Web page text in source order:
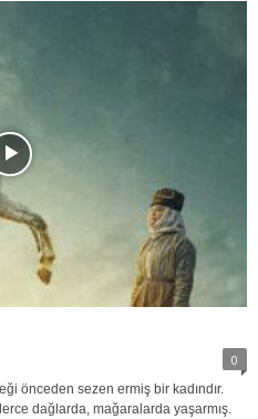
0
önceden sezen ermiş bir kadındır.
dağlarda, mağaralarda yaşarmış.